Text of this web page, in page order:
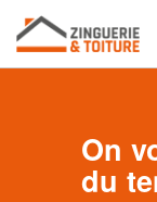
On
du